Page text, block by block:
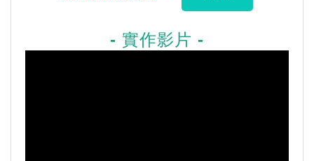
- 實作影片 -